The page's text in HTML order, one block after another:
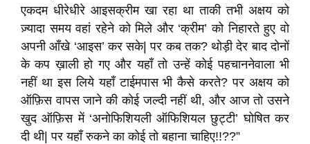
एकदम धीरेधीरे आइसक्रीम खा रहा था ताकी तभी अक्षय को
ज़्यादा समय वहां रहेने को मिले और ‘क्रीम’ को निहारते हुए वो
अपनी आँखे ‘आइस’ कर सके| पर कब तक? थोड़ी देर बाद दोनों
के कप ख़ाली हो गए और यहाँ तो उन्हें कोई पहचाननेवाला भी
नहीं था इस लिये यहाँ टाईमपास भी कैसे करते? पर अक्षय को
ऑफ़िस वापस जाने की कोई जल्दी नहीं थी, और आज तो उसने
खुद ऑफ़िस में ‘अनोफिशियली ऑफिशियल छुट्टी’ घोषित कर
दी थी| पर यहाँ रुकने का कोई तो बहाना चाहिए!!??”